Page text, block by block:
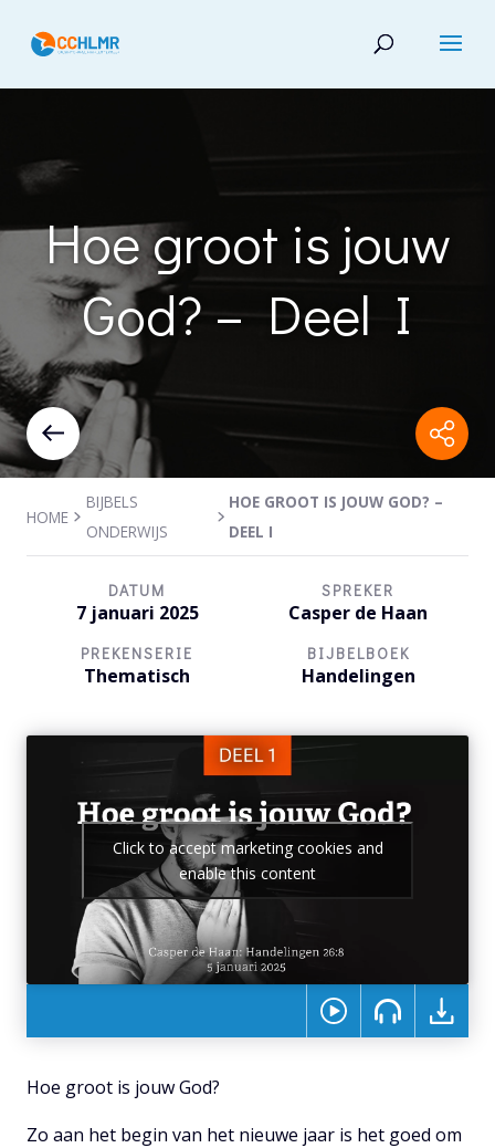
Hoe groot is jouw
God? – Deel I
HOME
BIJBELS
ONDERWIJS
HOE GROOT IS JOUW GOD? –
DEEL I
DATUM
7 januari 2025
SPREKER
Casper de Haan
PREKENSERIE
Thematisch
BIJBELBOEK
Handelingen
Click to accept marketing cookies and
enable this content
Hoe groot is jouw God?
Zo aan het begin van het nieuwe jaar is het goed om